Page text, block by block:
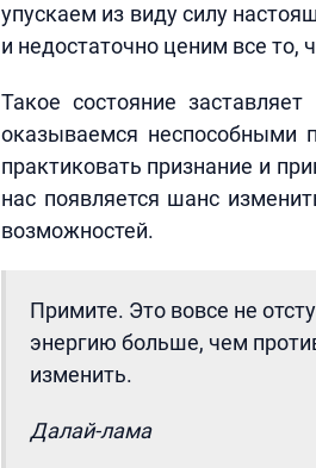
упускаем из виду силу
и недостаточно ценим все то,
Такое состояние
оказываемся неспособными
практиковать признание и
нас появляется шанс
возможностей.
Примите. Это вовсе не
энергию больше, чем
изменить.
Далай-лама